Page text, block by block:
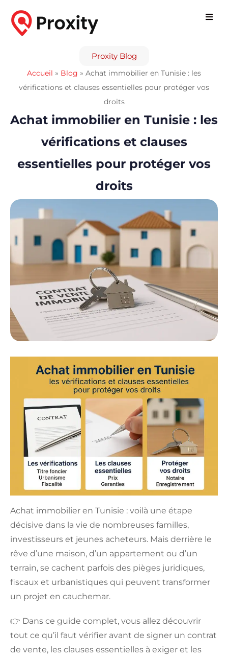
Proxity Blog
Accueil » Blog » Achat immobilier en Tunisie : les
vérifications et clauses essentielles pour protéger vos
droits
Achat immobilier en Tunisie : les
vérifications et clauses
essentielles pour protéger vos
droits
Achat immobilier en Tunisie : voilà une étape
décisive dans la vie de nombreuses familles,
investisseurs et jeunes acheteurs. Mais derrière le
rêve d’une maison, d’un appartement ou d’un
terrain, se cachent parfois des pièges juridiques,
fiscaux et urbanistiques qui peuvent transformer
un projet en cauchemar.
👉 Dans ce guide complet, vous allez découvrir
tout ce qu’il faut vérifier avant de signer un contrat
de vente, les clauses essentielles à exiger et les